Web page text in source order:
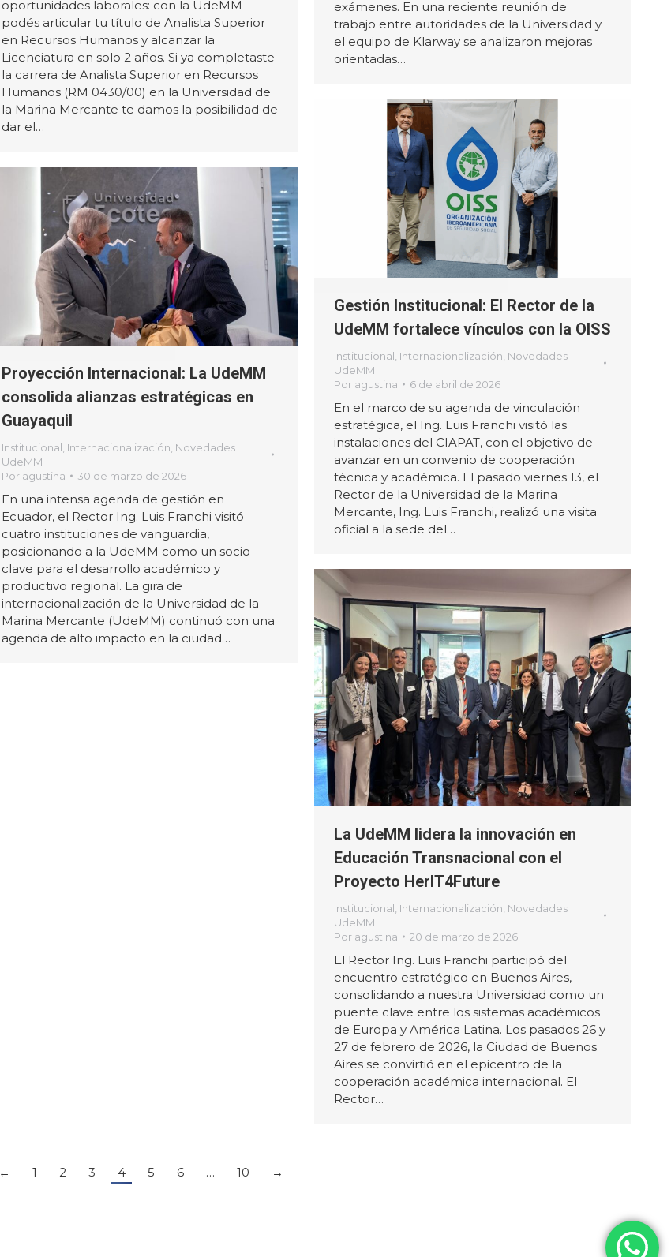
exámenes. En una reciente reunión de
trabajo entre autoridades de la Universidad y
el equipo de Klarway se analizaron mejoras
orientadas…
oportunidades laborales: con la UdeMM
podés articular tu título de Analista Superior
en Recursos Humanos y alcanzar la
Licenciatura en solo 2 años. Si ya completaste
la carrera de Analista Superior en Recursos
Humanos (RM 0430/00) en la Universidad de
la Marina Mercante te damos la posibilidad de
dar el…
Gestión Institucional: El Rector de la
UdeMM fortalece vínculos con la OISS
Institucional Internacionalización Novedades
UdeMM
Por agustina 6 de abril de 2026
En el marco de su agenda de vinculación
estratégica, el Ing. Luis Franchi visitó las
instalaciones del CIAPAT, con el objetivo de
avanzar en un convenio de cooperación
técnica y académica. El pasado viernes 13, el
Rector de la Universidad de la Marina
Mercante, Ing. Luis Franchi, realizó una visita
oficial a la sede del…
Proyección Internacional: La UdeMM
consolida alianzas estratégicas en
Guayaquil
Institucional Internacionalización Novedades
UdeMM
Por agustina 30 de marzo de 2026
En una intensa agenda de gestión en
Ecuador, el Rector Ing. Luis Franchi visitó
cuatro instituciones de vanguardia,
posicionando a la UdeMM como un socio
clave para el desarrollo académico y
productivo regional. La gira de
internacionalización de la Universidad de la
Marina Mercante (UdeMM) continuó con una
agenda de alto impacto en la ciudad…
La UdeMM lidera la innovación en
Educación Transnacional con el
Proyecto HerIT4Future
Institucional Internacionalización Novedades
UdeMM
Por agustina 20 de marzo de 2026
El Rector Ing. Luis Franchi participó del
encuentro estratégico en Buenos Aires,
consolidando a nuestra Universidad como un
puente clave entre los sistemas académicos
de Europa y América Latina. Los pasados 26 y
27 de febrero de 2026, la Ciudad de Buenos
Aires se convirtió en el epicentro de la
cooperación académica internacional. El
Rector…
← 1 2 3 4 5 6 … 10 →